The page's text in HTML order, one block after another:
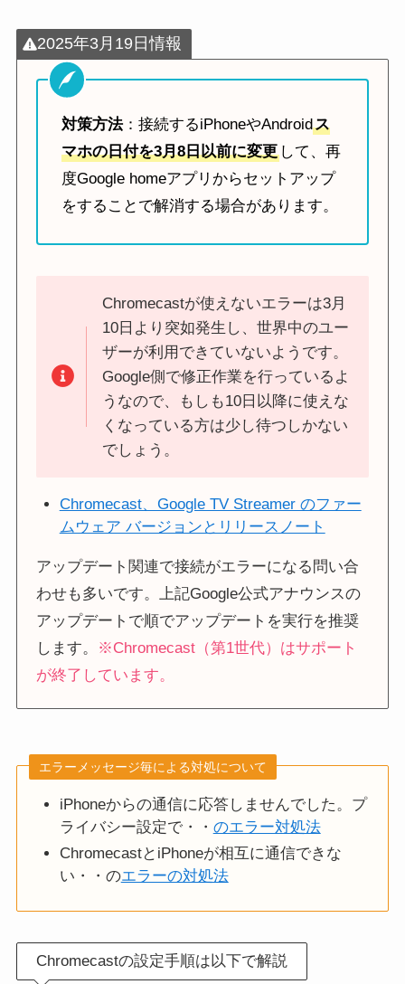
2025年3月19日情報
対策方法：接続するiPhoneやAndroidス
マホの日付を3月8日以前に変更して、再
度Google homeアプリからセットアップ
をすることで解消する場合があります。
Chromecastが使えないエラーは3月
10日より突如発生し、世界中のユー
ザーが利用できていないようです。
Google側で修正作業を行っているよ
うなので、もしも10日以降に使えな
くなっている方は少し待つしかない
でしょう。
Chromecast、Google TV Streamer のファー
ムウェア バージョンとリリースノート
アップデート関連で接続がエラーになる問い合
わせも多いです。上記Google公式アナウンスの
アップデートで順でアップデートを実行を推奨
します。 ※Chromecast（第1世代）はサポート
が終了しています。
エラーメッセージ毎による対処について
iPhoneからの通信に応答しませんでした。プ
ライバシー設定で・・ のエラー対処法
ChromecastとiPhoneが相互に通信できな
い・・のエラーの対処法
Chromecastの設定手順は以下で解説